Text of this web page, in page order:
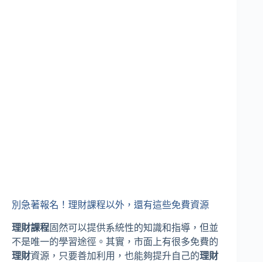
別急著報名！理財課程以外，還有這些免費資源
理財課程固然可以提供系統性的知識和指導，但並
不是唯一的學習途徑。其實，市面上有很多免費的
理財資源，只要善加利用，也能夠提升自己的理財